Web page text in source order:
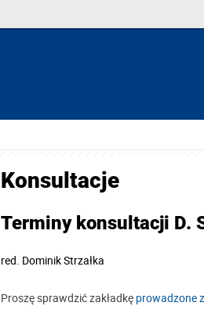
Konsultacje
Terminy konsultacji D.
red. Dominik Strzałka
Proszę sprawdzić zakładkę prowadzone